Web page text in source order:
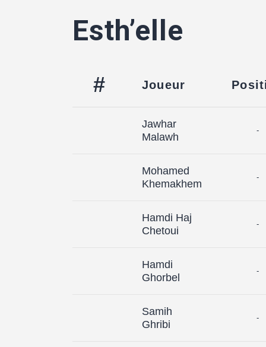
Esth’elle
# Joueur
Jawhar
Malawh
-
Mohamed
Khemakhem
-
Hamdi Haj
Chetoui
-
Hamdi
Ghorbel
-
Samih
Ghribi
-